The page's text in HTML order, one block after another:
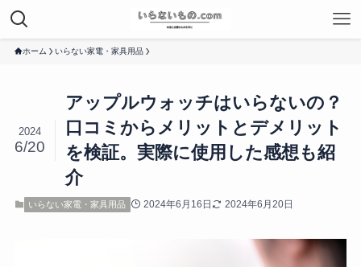
ホーム いらない家電・家具用品
アップルウォッチはいらないの？
口コミからメリットとデメリット
を検証。実際に使用した感想も紹
介
2024
6/20
いらない家電・家具用品 2024年6月16日 2024年6月20日